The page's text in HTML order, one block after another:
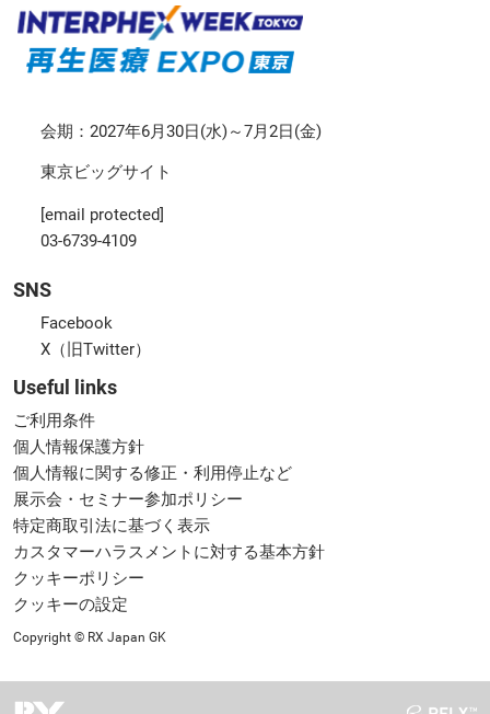
会期：2027年6月30日(水)～7月2日(金)
東京ビッグサイト
[email protected]
03-6739-4109
SNS
Facebook
X（旧Twitter）
Useful links
ご利用条件
個人情報保護方針
個人情報に関する修正・利用停止など
展示会・セミナー参加ポリシー
特定商取引法に基づく表示
カスタマーハラスメントに対する基本方針
クッキーポリシー
クッキーの設定
Copyright © RX Japan GK